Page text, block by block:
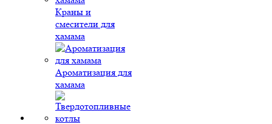
Краны и
смесители для
хамама
Ароматизация для
хамама